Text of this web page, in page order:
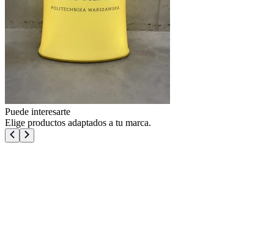
Puede interesarte
Elige productos adaptados a tu marca.